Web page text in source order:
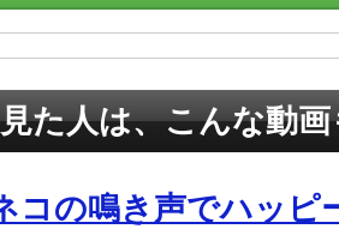
た人は、こんな動
コの鳴き声でハッピ